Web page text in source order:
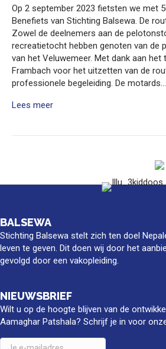
Op 2 september 2023 fietsten we met
Benefiets van Stichting Balsewa. De
Zowel de deelnemers aan de
recreatietocht hebben genoten van de
van het Veluwemeer. Met dank aan het
Frambach voor het uitzetten van de
professionele begeleiding. De motards…
Lees meer
BALSEWA
Stichting Balsewa stelt zich ten doel
leven te geven. Dit doen wij door het
gevolgd door een vakopleiding.
NIEUWSBRIEF
Wilt u op de hoogte blijven van de
Aamaghar Patshala? Schrijf je in voor